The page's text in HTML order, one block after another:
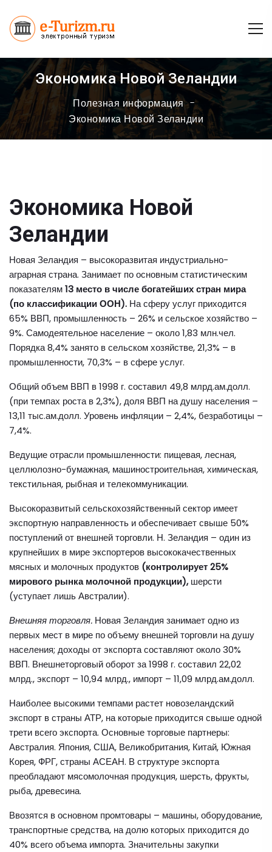
Экономика Новой Зеландии
Полезная информация
Экономика Новой Зеландии
Экономика Новой
Зеландии
Новая Зеландия – высокоразвитая индустриально-
аграрная страна. Занимает по основным статистическим
показателям13 место в числе богатейших стран мира
(по классификации ООН). На сферу услуг приходится
65% ВВП, промышленность – 26% и сельское хозяйство –
9%. Самодеятельное население – около 1,83 млн.чел.
Порядка 8,4% занято в сельском хозяйстве, 21,3% – в
промышленности, 70,3% – в сфере услуг.
Общий объем ВВП в 1998 г. составил 49,8 млрд.ам.долл.
(при темпах роста в 2,3%), доля ВВП на душу населения –
13,11 тыс.ам.долл. Уровень инфляции – 2,4%, безработицы –
7,4%.
Ведущие отрасли промышленности: пищевая, лесная,
целлюлозно-бумажная, машиностроительная, химическая,
текстильная, рыбная и телекоммуникации.
Высокоразвитый сельскохозяйственный сектор имеет
экспортную направленность и обеспечивает свыше 50%
поступлений от внешней торговли. Н. Зеландия – один из
крупнейших в мире экспортеров высококачественных
мясных и молочных продуктов (контролирует 25%
мирового рынка молочной продукции),шерсти
(уступает лишь Австралии).
Внешняя торговля. Новая Зеландия занимает одно из
первых мест в мире по объему внешней торговли на душу
населения; доходы от экспорта составляют около 30%
ВВП. Внешнеторговый оборот за 1998 г. составил 22,02
млрд., экспорт – 10,94 млрд., импорт – 11,09 млрд.ам.долл.
Наиболее высокими темпами растет новозеландский
экспорт в страны АТР, на которые приходится свыше одной
трети всего экспорта. Основные торговые партнеры:
Австралия. Япония, США, Великобритания, Китай, Южная
Корея, ФРГ, страны АСЕАН. В структуре экспорта
преобладают мясомолочная продукция, шерсть, фрукты,
рыба, древесина.
Ввозятся в основном промтовары – машины, оборудование,
транспортные средства, на долю которых приходится до
40% всего объема импорта. Значительны закупки